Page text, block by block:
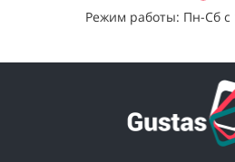
Режим работы: Пн-Сб с